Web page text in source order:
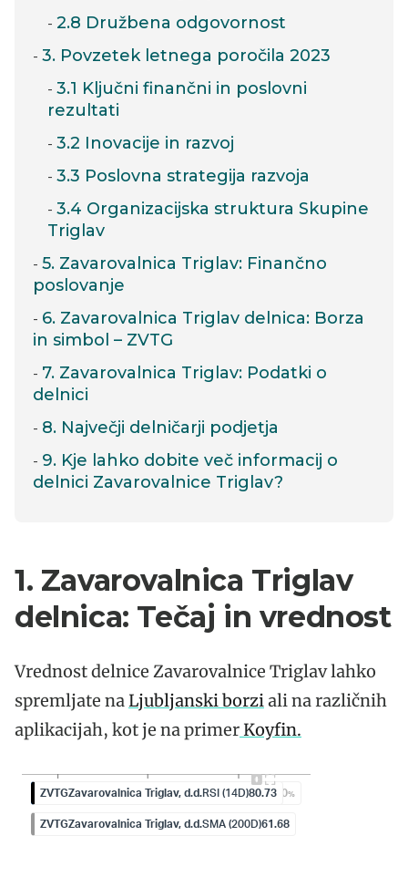
2.8 Družbena odgovornost
3. Povzetek letnega poročila 2023
3.1 Ključni finančni in poslovni
rezultati
3.2 Inovacije in razvoj
3.3 Poslovna strategija razvoja
3.4 Organizacijska struktura Skupine
Triglav
5. Zavarovalnica Triglav: Finančno
poslovanje
6. Zavarovalnica Triglav delnica: Borza
in simbol – ZVTG
7. Zavarovalnica Triglav: Podatki o
delnici
8. Največji delničarji podjetja
9. Kje lahko dobite več informacij o
delnici Zavarovalnice Triglav?
1. Zavarovalnica Triglav
delnica: Tečaj in vrednost
Vrednost delnice Zavarovalnice Triglav lahko
spremljate na Ljubljanski borzi ali na različnih
aplikacijah, kot je na primer Koyfin.